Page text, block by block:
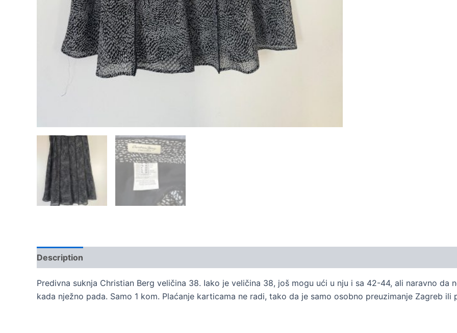
Description
Predivna suknja Christian Berg veličina 38. Iako je veličina 38, još mogu ući u nju i sa 42-44, ali naravno
kada nježno pada. Samo 1 kom. Plaćanje karticama ne radi, tako da je samo osobno preuzimanje Zagreb ili